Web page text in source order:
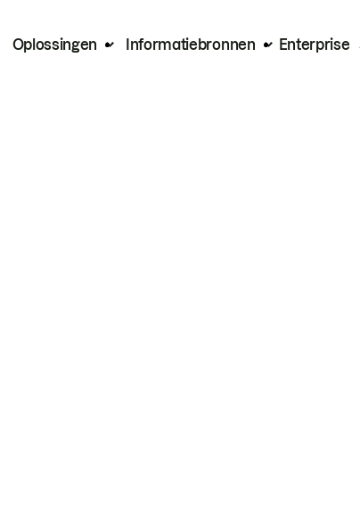
Oplossingen Informatiebronnen Enterprise